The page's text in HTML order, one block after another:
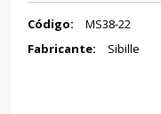
Código:
MS38-22
Fabricante:
Sibille